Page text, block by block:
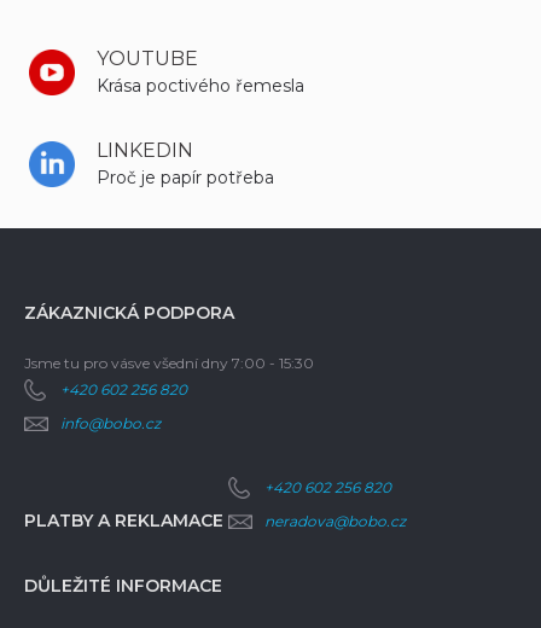
YOUTUBE
Krása poctivého řemesla
LINKEDIN
Proč je papír potřeba
ZÁKAZNICKÁ PODPORA
Jsme tu pro vásve všední dny 7:00 - 15:30
+420 602 256 820
info@bobo.cz
PLATBY A REKLAMACE
+420 602 256 820
neradova@bobo.cz
DŮLEŽITÉ INFORMACE